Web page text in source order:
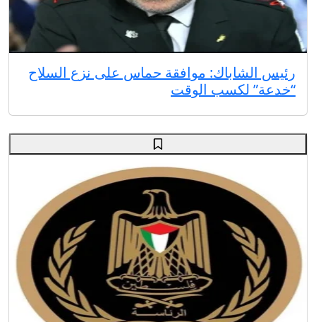
رئيس الشاباك: موافقة حماس على نزع السلاح
“خدعة” لكسب الوقت